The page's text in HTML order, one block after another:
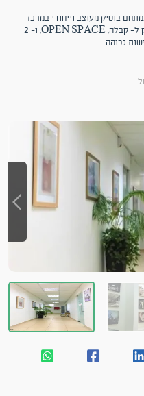
בוטיק מעוצב וייחודי במרכז
המסחרי השכונתי. נכס יפייפה להשכרה. מחולק ל- קבלה, OPEN SPACE, ו- 2
גבוהה